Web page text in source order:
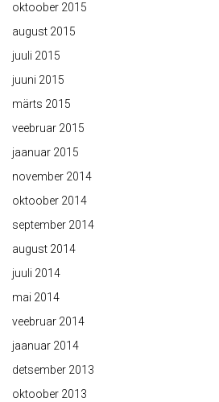
oktoober 2015
august 2015
juuli 2015
juuni 2015
märts 2015
veebruar 2015
jaanuar 2015
november 2014
oktoober 2014
september 2014
august 2014
juuli 2014
mai 2014
veebruar 2014
jaanuar 2014
detsember 2013
oktoober 2013